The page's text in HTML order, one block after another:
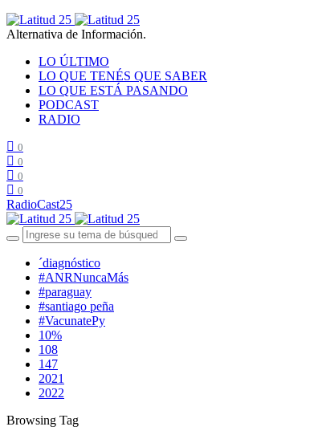
Alternativa de Información.
LO ÚLTIMO
LO QUE TENÉS QUE SABER
LO QUE ESTÁ PASANDO
PODCAST
RADIO
0
0
0
0
RadioCast25
´diagnóstico
#ANRNuncaMás
#paraguay
#santiago peña
#VacunatePy
10%
108
147
2021
2022
Browsing Tag